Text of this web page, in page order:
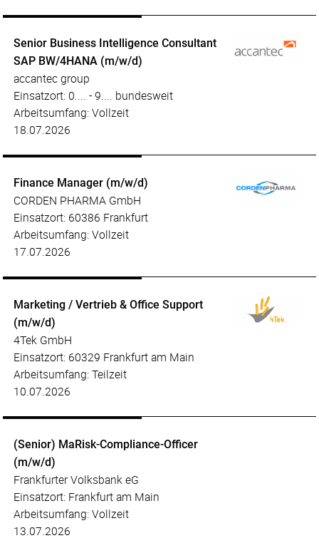
Senior Business Intelligence Consultant
SAP BW/4HANA (m/w/d)
accantec group
Einsatzort: 0.... - 9.... bundesweit
Arbeitsumfang: Vollzeit
18.07.2026
Finance Manager (m/w/d)
CORDEN PHARMA GmbH
Einsatzort: 60386 Frankfurt
Arbeitsumfang: Vollzeit
17.07.2026
Marketing / Vertrieb & Office Support
(m/w/d)
4Tek GmbH
Einsatzort: 60329 Frankfurt am Main
Arbeitsumfang: Teilzeit
10.07.2026
(Senior) MaRisk-Compliance-Officer
(m/w/d)
Frankfurter Volksbank eG
Einsatzort: Frankfurt am Main
Arbeitsumfang: Vollzeit
13.07.2026